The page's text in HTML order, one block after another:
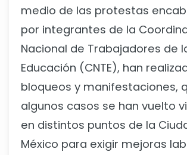
medio de las protestas
por integrantes de la
Nacional de Trabajadores de
Educación (CNTE), han
bloqueos y manifestaciones,
algunos casos se han vuelto
en distintos puntos de la
México para exigir mejoras